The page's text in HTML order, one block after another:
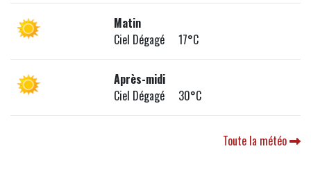
Matin
Ciel Dégagé 17°C
Après-midi
Ciel Dégagé 30°C
Toute la météo